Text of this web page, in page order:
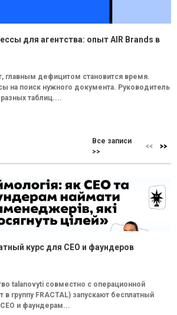
для агентства: опыт AIR Brands в
главным дефицитом становится время.
на поиск нужного документа. Руководитель
таблиц....
Все записи
>>
курс для CEO и фаундеров
talanovyti совместно с операционной
группу FRACTAL) запускают бесплатный
и фаундерам...